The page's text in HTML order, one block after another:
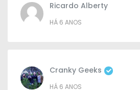
Ricardo Alberty
HÁ 6 ANOS
Cranky Geeks
HÁ 6 ANOS